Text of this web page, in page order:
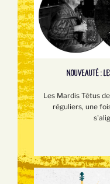
NOUVEAUTÉ :
Les Mardis Têtus
réguliers, une